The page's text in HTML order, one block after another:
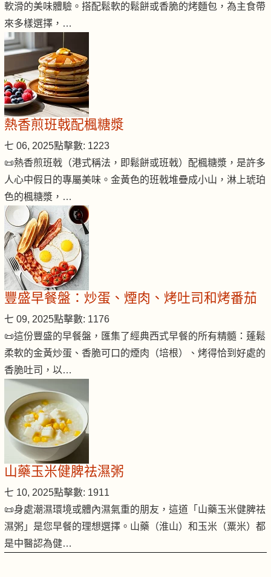
軟滑的美味體驗。搭配鬆軟的鬆餅或香脆的烤麵包，為主食帶
來多樣選擇，…
熱香煎班戟配楓糖漿
七 06, 2025點擊數: 1223
📜熱香煎班戟（港式稱法，即鬆餅或班戟）配楓糖漿，是許多
人心中假日的專屬美味。金黃色的班戟堆疊成小山，淋上琥珀
色的楓糖漿，…
豐盛早餐盤：炒蛋、煙肉、烤吐司和烤番茄
七 09, 2025點擊數: 1176
📜這份豐盛的早餐盤，匯集了經典西式早餐的所有精髓：蓬鬆
柔軟的金黃炒蛋、香脆可口的煙肉（培根）、烤得恰到好處的
香脆吐司，以…
山藥玉米健脾祛濕粥
七 10, 2025點擊數: 1911
📜身處潮濕環境或體內濕氣重的朋友，這道「山藥玉米健脾祛
濕粥」是您早餐的理想選擇。山藥（淮山）和玉米（粟米）都
是中醫認為健…